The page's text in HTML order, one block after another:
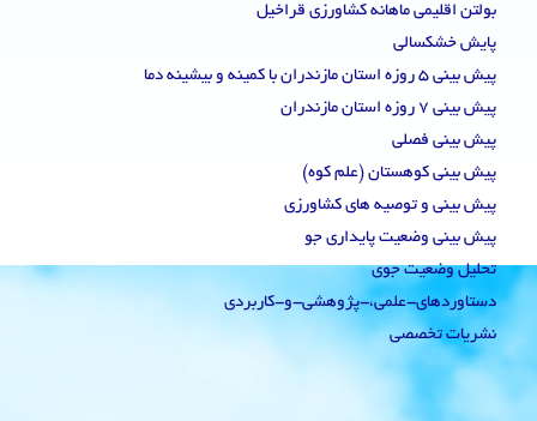
بولتن اقلیمی ماهانه کشاورزی قراخیل
پایش خشکسالی
پیش بینی 5 روزه استان مازندران با کمینه و بیشینه دما
پیش بینی 7 روزه استان مازندران
پیش بینی فصلی
پیش بینی کوهستان (علم کوه)
پیش بینی و توصیه های کشاورزی
پیش بینی وضعیت پایداری جو
تحلیل وضعیت جوی
دستاوردهای-علمی،-پژوهشی-و-کاربردی
نشریات تخصصی